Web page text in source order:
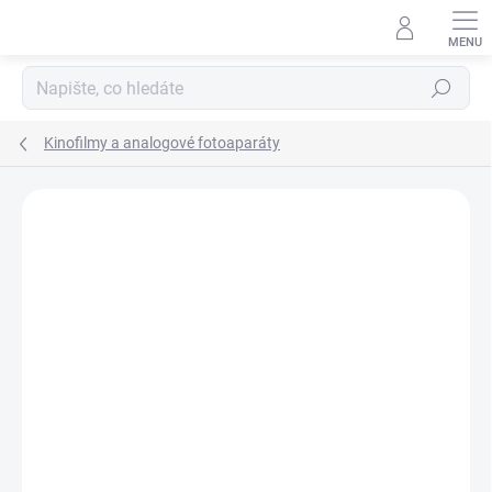
Hledat
Kinofilmy a analogové fotoaparáty